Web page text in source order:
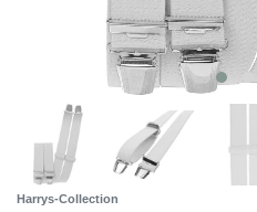
Harrys-Collection